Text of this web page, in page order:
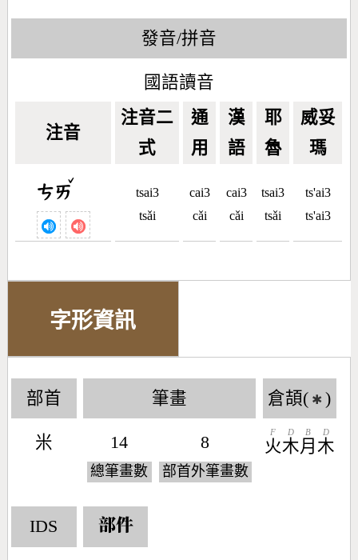
發音/拼音
國語讀音
注音
注音二
式
通
用
漢
語
耶
魯
威妥
瑪
ㄘㄞ
ˇ
tsai3
tsǎi
cai3
cǎi
cai3
cǎi
tsai3
tsǎi
ts'ai3
ts'ai3
字形資訊
部首
米
筆畫
14
總筆畫數
8
部首外筆畫數
倉頡( ✱ )
火
F
木
D
月
B
木
D
IDS 部件